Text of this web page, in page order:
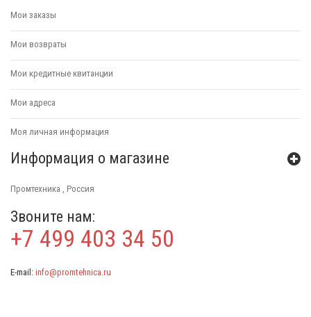
Мои заказы
Мои возвраты
Мои кредитные квитанции
Мои адреса
Моя личная информация
Информация о магазине
Промтехника , Россия
Звоните нам:
+7 499 403 34 50
E-mail: info@promtehnica.ru